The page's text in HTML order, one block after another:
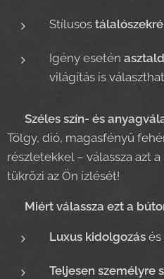
Stílusos
Igény esetén
világítás is
Széles szín- és
Tölgy, dió, magasfényű
részletekkel – válassza azt
tükrözi az Ön ízlését!
Miért válassza ezt a
Luxus kidolgozás
Teljesen személyre